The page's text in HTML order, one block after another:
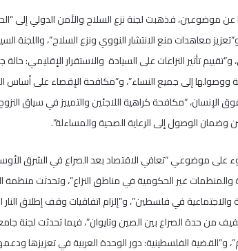
كل لجنة منها عن موضوعين، فذهبت لجنة نزع السلاح والأمن الدولي
معاهدات منع الانتشار النووي ونزع السلاح”،
تأثير النزاعات على السيادة والاستقرار الإقليمي:
ووصولها إلى جميع النساء”، و”مكافحة الإقصاء على أساس
“مكافحة كراهية اللاجئين والتمييز في سياق
وضمان الوصول إلى الرعاية الصحية والمساءلة”.
على موضوعي “تعافي الاقتصاد بعد الصراع في الشرق
والمنظمات غير الحكومية في مناطق النزاع”، وتحدثت منظمة
في فلسطين”، و”إلزام اتفاقيات وقف إطلاق النار
من حدة الصراع بين الصين وتايوان”، فيما تحدثت لجنة
الفلسطينية: دور الوحدة العربية في تعزيزها